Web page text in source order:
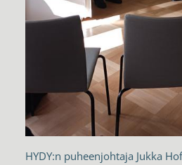
HYDY:n puheenjohtaja Jukka